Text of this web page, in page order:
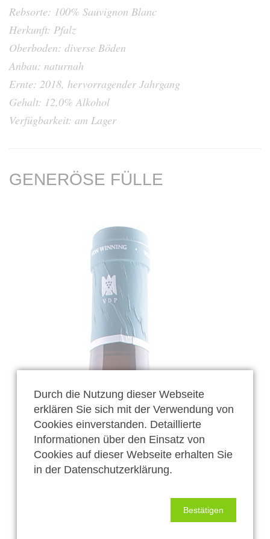
Rebsorte: 100% Sauvignon Blanc
Herkunft: Pfalz
Oberboden: diverse Böden
Anbau: naturnah
Ernte: 2018, hervorragender Jahrgang
Gehalt: 12,0% Alkohol
Verfügbarkeit: am Lager
GENERÖSE FÜLLE
Durch die Nutzung dieser Webseite
erklären Sie sich mit der Verwendung von
Cookies einverstanden. Detaillierte
Informationen über den Einsatz von
Cookies auf dieser Webseite erhalten Sie
in der Datenschutzerklärung.
Bestätigen